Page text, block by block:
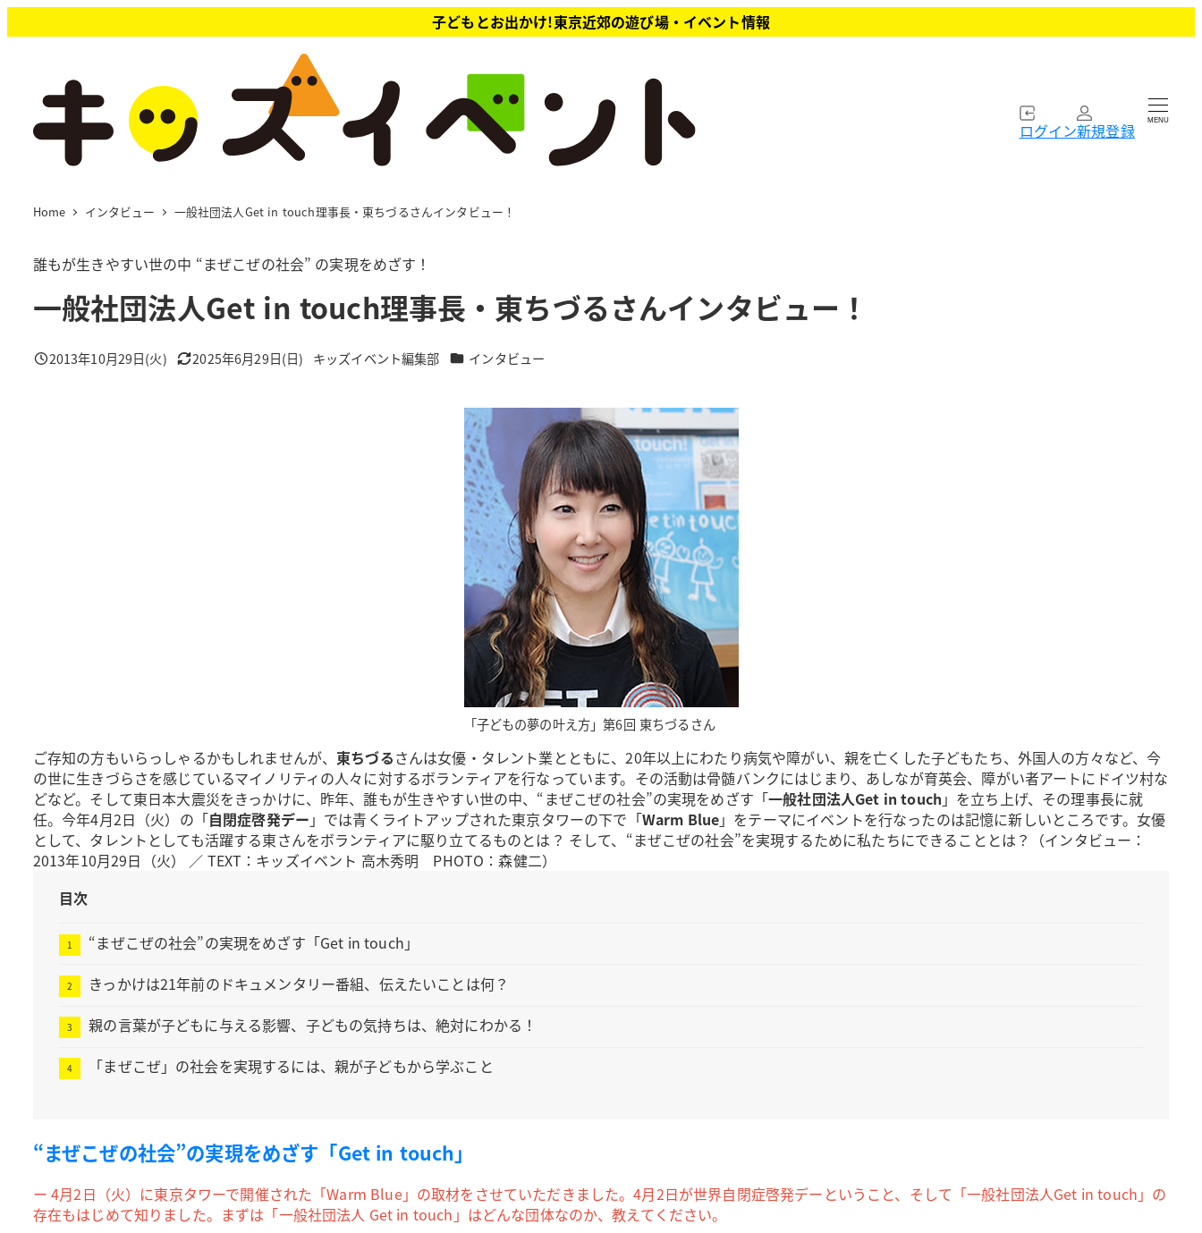
イ
子どもとお出かけ!東京近郊の遊び場・イベント情報
ログイン新規登録 MENU
Home インタビュー 一般社団法人Get in touch理事長・東ちづるさんインタビュー！
誰もが生きやすい世の中 “まぜこぜの社会” の実現をめざす！
一般社団法人Get in touch理事長・東ちづるさんインタビュー！
投稿日
2013年10月29日(火) 更新日
2025年6月29日(日)
著
キッズイベント編集部 カテゴリー
インタビュー
「子どもの夢の叶え方」第6回 東ちづるさん
ご存知の方もいらっしゃるかもしれませんが、 東ちづるさんは女優・タレント業とともに、20年以上にわたり病気や障がい、親を亡くした子どもたち、外国人の方々など、今
の世に生きづらさを感じているマイノリティの人々に対するボランティアを行なっています。その活動は骨髄バンクにはじまり、あしなが育英会、障がい者アートにドイツ村な
どなど。そして東日本大震災をきっかけに、昨年、誰もが生きやすい世の中、“まぜこぜの社会”の実現をめざす「一般社団法人Get in touch 」を立ち上げ、その理事長に就
任。今年4月2日（火）の「自閉症啓発デー 」では青くライトアップされた東京タワーの下で「Warm Blue」をテーマにイベントを行なったのは記憶に新しいところです。女優
として、タレントとしても活躍する東さんをボランティアに駆り立てるものとは？ そして、“まぜこぜの社会”を実現するために私たちにできることとは？（インタビュー：
2013年10月29日（火） ／ TEXT：キッズイベント 高木秀明 PHOTO：森健二）
目次
“まぜこぜの社会”の実現をめざす「Get in touch」
きっかけは21年前のドキュメンタリー番組、伝えたいことは何？
親の言葉が子どもに与える影響、子どもの気持ちは、絶対にわかる！
「まぜこぜ」の社会を実現するには、親が子どもから学ぶこと
“まぜこぜの社会”の実現をめざす「Get in touch」
ー 4月2日（火）に東京タワーで開催された「Warm Blue」の取材をさせていただきました。4月2日が世界自閉症啓発デーということ、そして「一般社団法人Get in touch」の
存在もはじめて知りました。まずは「一般社団法人 Get in touch」はどんな団体なのか、教えてください。